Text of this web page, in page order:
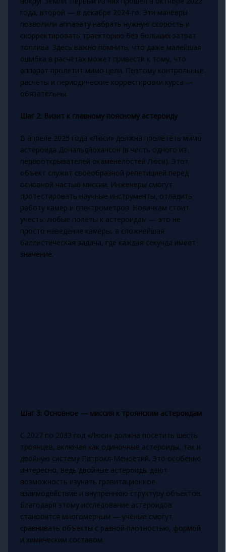
года, второй — в декабре 2024-го. Эти манёвры
позволили аппарату набрать нужную скорость и
скорректировать траекторию без больших затрат
топлива. Здесь важно помнить, что даже малейшая
ошибка в расчётах может привести к тому, что
аппарат пролетит мимо цели. Поэтому контрольные
расчёты и периодические корректировки курса —
обязательны.
Шаг 2: Визит к главному поясному астероиду
В апреле 2025 года «Люси» должна пролететь мимо
астероида Дональдйохансон (в честь одного из
первооткрывателей окаменелостей Люси). Этот
объект служит своеобразной репетицией перед
основной частью миссии. Инженеры смогут
протестировать научные инструменты, отладить
работу камер и спектрометров. Новичкам стоит
учесть: любые полёты к астероидам — это не
просто наведение камеры, а сложнейшая
баллистическая задача, где каждая секунда имеет
значение.
Шаг 3: Основное — миссия к троянским астероидам
С 2027 по 2033 год «Люси» должна посетить шесть
троянцев, включая как одиночные астероиды, так и
двойную систему Патрокл-Меноетий. Это особенно
интересно, ведь двойные астероиды дают
возможность изучать гравитационное
взаимодействие и внутреннюю структуру объектов.
Благодаря этому исследование астероидов
становится многомерным — учёные смогут
сравнивать объекты с разной плотностью, формой
и химическим составом.